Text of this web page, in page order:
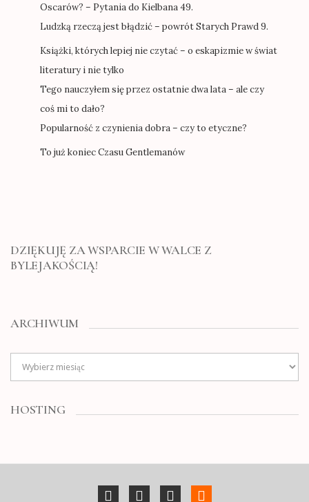
Oscarów? – Pytania do Kielbana 49.
Ludzką rzeczą jest błądzić – powrót Starych Prawd 9.
Książki, których lepiej nie czytać – o eskapizmie w świat
literatury i nie tylko
Tego nauczyłem się przez ostatnie dwa lata – ale czy
coś mi to dało?
Popularność z czynienia dobra – czy to etyczne?
To już koniec Czasu Gentlemanów
DZIĘKUJĘ ZA WSPARCIE W WALCE Z
BYLEJAKOŚCIĄ!
ARCHIWUM
Archiwum
HOSTING